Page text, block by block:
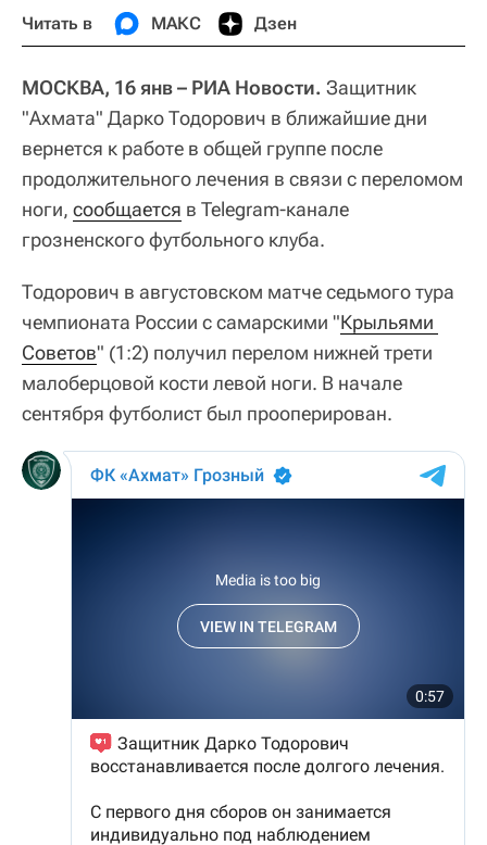
Читать в МАКС Дзен
МОСКВА, 16 янв – РИА Новости. Защитник
"Ахмата" Дарко Тодорович в ближайшие дни
вернется к работе в общей группе после
продолжительного лечения в связи с переломом
ноги, сообщается в Telegram-канале
грозненского футбольного клуба.
Тодорович в августовском матче седьмого тура
чемпионата России с самарскими "Крыльями
Советов" (1:2) получил перелом нижней трети
малоберцовой кости левой ноги. В начале
сентября футболист был прооперирован.